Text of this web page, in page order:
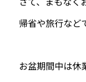
帰省や旅行など
お盆期間中は休